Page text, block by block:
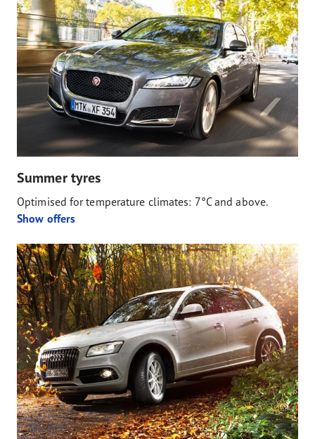
Summer tyres
Optimised for temperature climates: 7°C and above.
Show offers